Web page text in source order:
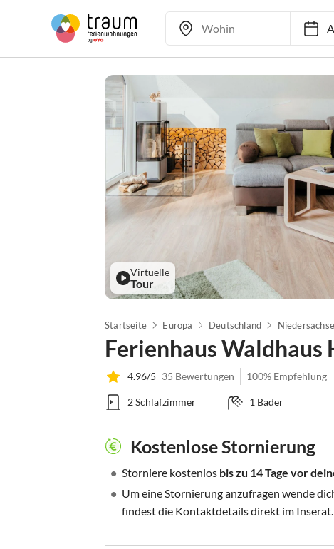
Virtuelle
Tour
Startseite Europa Deutschland
Ferienhaus Waldhaus
4.96/5 35 Bewertungen 100% Empfehlung
2 Schlafzimmer 1 Bäder
Kostenlose Stornierung
• Storniere kostenlos bis zu 14 Tage vor
• Um eine Stornierung anzufragen wende
findest die Kontaktdetails direkt im Inserat.